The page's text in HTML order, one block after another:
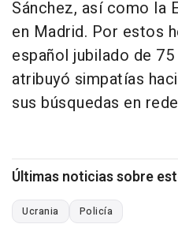
Sánchez, así como la
en Madrid. Por estos
español jubilado de
atribuyó simpatías
sus búsquedas en
Últimas noticias sobre
Ucrania Policía